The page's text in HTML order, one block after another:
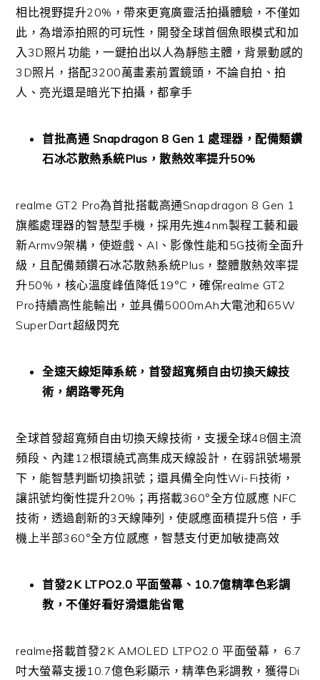
相比視野提升20% ，帶來更寬廣靈活拍攝體驗，不僅如
此，為增添拍照的可玩性， 開發全球首個魚眼模式和加
入 3D照片功能，一鍵拍出以人為靜態主體，背景動感的
3D照片，搭配3200萬畫素前置鏡頭，不論自拍、拍
人、亮光還是暗光下拍攝，都拿手
首批高通 Snapdragon 8 Gen 1 處理器，配備類鑽
石冰芯散熱系統Plus ，散熱效率提升50%
realme GT2 Pro為首批搭載高通Snapdragon 8 Gen 1
旗艦處理器的智慧型手機，採用先進4nm製程工藝和最
新Armv9架構，使遊戲、 AI 、影像性能和5G技術全面升
級，且配備類鑽石冰芯散熱系統Plus ，整體散熱效率提
升50% ，核心溫度峰值降低19°C ，確保realme GT2
Pro持續高性能輸出，並具備5000mAh大電池和65W
SuperDart超級閃充
全速天線矩陣系統，首發超寬頻自由切換天線技
術，網路零死角
全球首發超寬頻自由切換天線技術，支援全球48個主流
頻段、 內建12根環繞式高集成天線設計，在弱訊號場景
下， 能智慧判斷切換訊號；還具備全向性Wi-Fi技術，
讓訊號均衡性提升20% ；再搭載360°全方位感應 NFC
技術，透過創新的3 天線陣列，使感應面積提升5倍，手
機上半部360°全方位感應，智慧支付更加敏捷高效
首發2K LTPO2.0 平面螢幕、 10.7億精準色彩調
教，不僅好看好滑還能省電
realme搭載首發2K AMOLED LTPO2.0平面螢幕， 6.7
吋大螢幕支援10.7億色彩顯示，精準色彩調教，獲得Di